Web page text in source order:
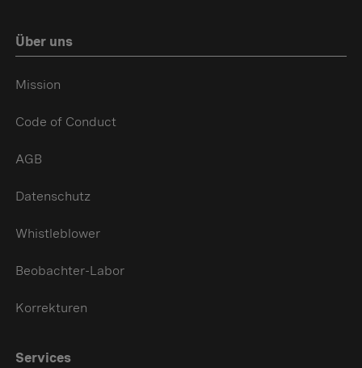
Über uns
Mission
Code of Conduct
AGB
Datenschutz
Whistleblower
Beobachter-Labor
Korrekturen
Services